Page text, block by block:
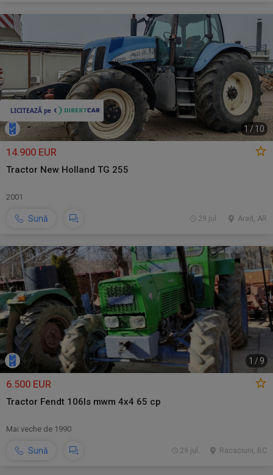
1 /10
14.900 EUR
Tractor New Holland TG 255
2001
Sună Arad, AR
29 jul.
1 / 9
6.500 EUR
Tractor Fendt 106ls mwm 4x4 65 cp
Mai veche de 1990
Sună Racaciuni, BC
29 jul.